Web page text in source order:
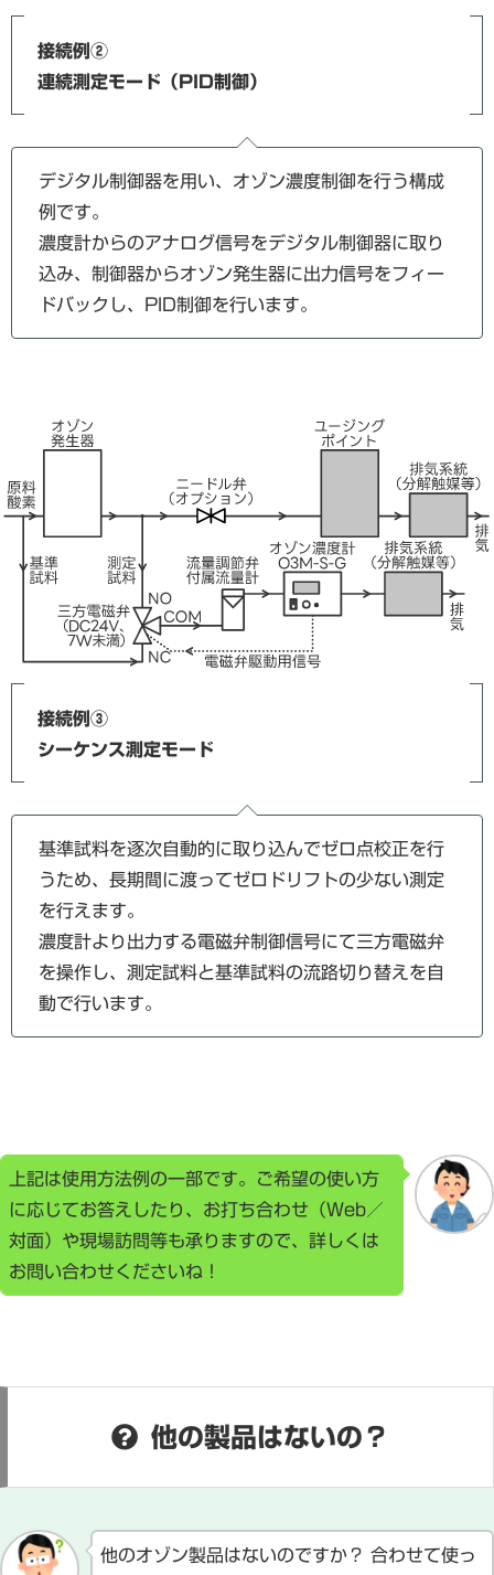
接続例②
連続測定モード（PID制御）
デジタル制御器を用い、オゾン濃度制御を行う構成
例です。
濃度計からのアナログ信号をデジタル制御器に取り
込み、制御器からオゾン発生器に出力信号をフィー
ドバックし、PID制御を行います。
接続例③
シーケンス測定モード
基準試料を逐次自動的に取り込んでゼロ点校正を行
うため、長期間に渡ってゼロドリフトの少ない測定
を行えます。
濃度計より出力する電磁弁制御信号にて三方電磁弁
を操作し、測定試料と基準試料の流路切り替えを自
動で行います。
上記は使用方法例の一部です。ご希望の使い方
に応じてお答えしたり、お打ち合わせ（Web／
対面）や現場訪問等も承りますので、詳しくは
お問い合わせくださいね！
他の製品はないの？
他のオゾン製品はないのですか？ 合わせて使っ